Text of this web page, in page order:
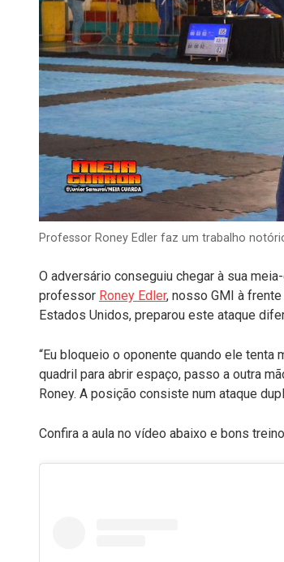
Professor Roney Edler faz um trabalho
O adversário conseguiu chegar à sua
professor Roney Edler, nosso GMI à
Estados Unidos, preparou este ataque
“Eu bloqueio o oponente quando ele tenta
quadril para abrir espaço, passo a outra
Roney. A posição consiste num ataque
Confira a aula no vídeo abaixo e bons